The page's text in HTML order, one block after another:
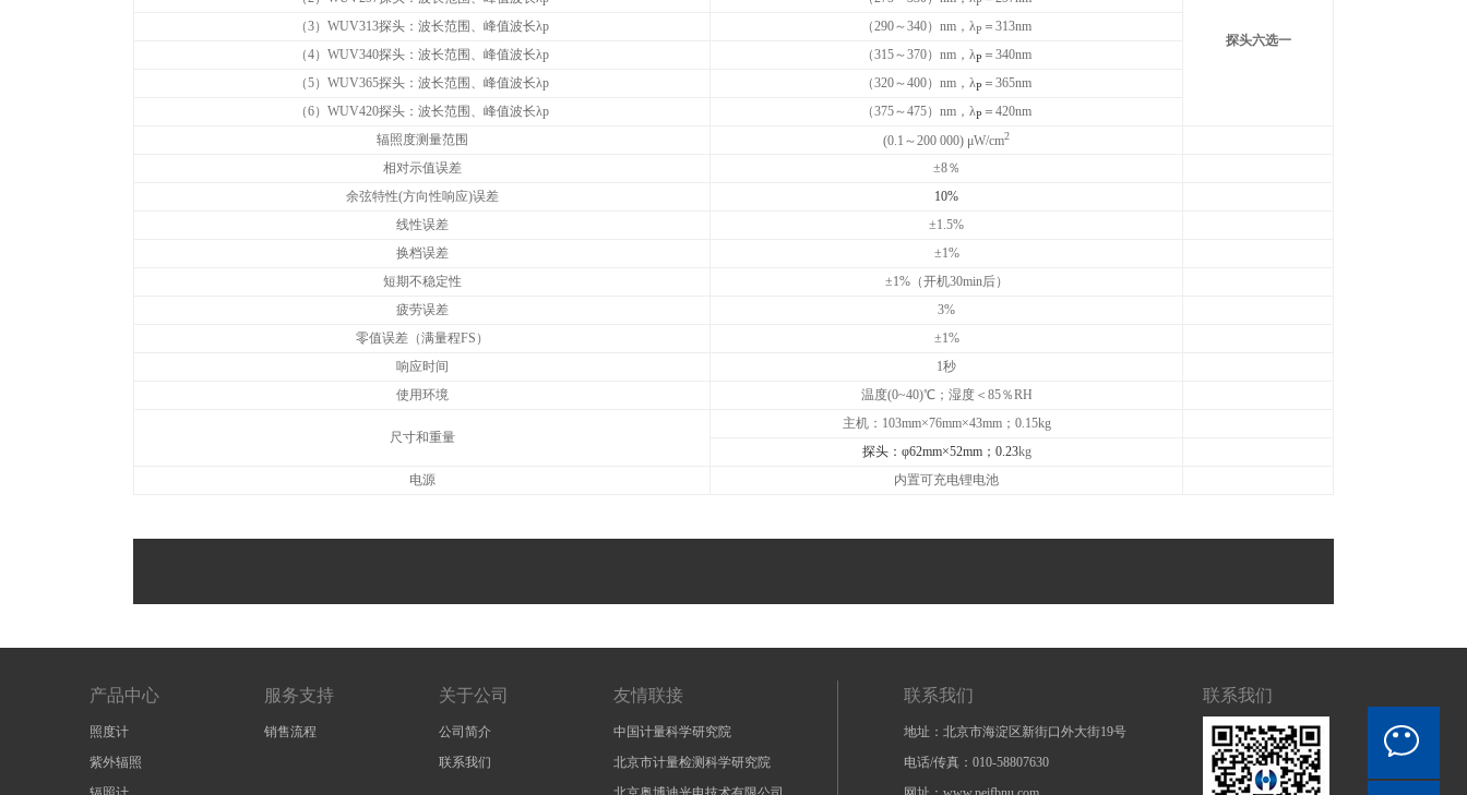
探头六选一
（3）WUV313探头：波长范围、峰值波长λp
（290～340）nm，λP ＝313nm
（4）WUV340探头：波长范围、峰值波长λp
（315～370）nm，λP ＝340nm
（5）WUV365探头：波长范围、峰值波长λp
（320～400）nm，λP ＝365nm
（6）WUV420探头：波长范围、峰值波长λp
（375～475）nm，λP ＝420nm
辐照度测量范围
(0.1～200 000) μW/cm2
相对示值误差
±8％
余弦特性(方向性响应)误差
10%
线性误差
±1.5%
换档误差
±1%
短期不稳定性
±1%（开机30min后）
疲劳误差
3%
零值误差（满量程FS）
±1%
响应时间
1秒
使用环境
温度(0~40)℃；湿度＜85％RH
尺寸和重量
主机：103mm×76mm×43mm；0.15kg
探头：φ62mm×52mm；0.23kg
电源
内置可充电锂电池
产品中心
照度计
紫外辐照
服务支持
销售流程
关于公司
公司简介
联系我们
友情联接
中国计量科学研究院
北京市计量检测科学研究院
联系我们
地址：北京市海淀区新街口外大街19号
电话/传真：010-58807630
联系我们